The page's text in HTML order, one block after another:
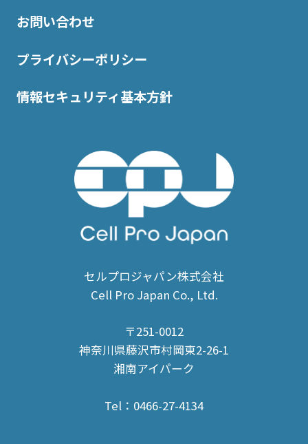
お問い合わせ
プライバシーポリシー
情報セキュリティ基本方針
セルプロジャパン株式会社
Cell Pro Japan Co., Ltd.
〒251-0012
神奈川県藤沢市村岡東2-26-1
湘南アイパーク
Tel：0466-27-4134